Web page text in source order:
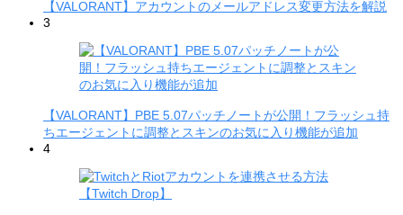
【VALORANT】アカウントのメールアドレス変更方法を解説
3
【VALORANT】PBE 5.07パッチノートが公開！フラッシュ持
ちエージェントに調整とスキンのお気に入り機能が追加
4